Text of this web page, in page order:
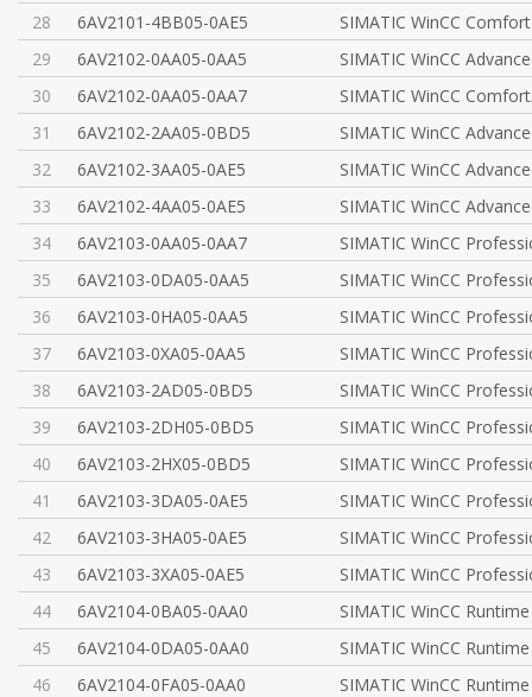
28
6AV2101-4BB05-0AE5
SIMATIC WinCC
29
6AV2102-0AA05-0AA5
SIMATIC WinCC
30
6AV2102-0AA05-0AA7
SIMATIC WinCC
31
6AV2102-2AA05-0BD5
SIMATIC WinCC
32
6AV2102-3AA05-0AE5
SIMATIC WinCC
33
6AV2102-4AA05-0AE5
SIMATIC WinCC
34
6AV2103-0AA05-0AA7
SIMATIC WinCC
35
6AV2103-0DA05-0AA5
SIMATIC WinCC
36
6AV2103-0HA05-0AA5
SIMATIC WinCC
37
6AV2103-0XA05-0AA5
SIMATIC WinCC
38
6AV2103-2AD05-0BD5
SIMATIC WinCC
39
6AV2103-2DH05-0BD5
SIMATIC WinCC
40
6AV2103-2HX05-0BD5
SIMATIC WinCC
41
6AV2103-3DA05-0AE5
SIMATIC WinCC
42
6AV2103-3HA05-0AE5
SIMATIC WinCC
43
6AV2103-3XA05-0AE5
SIMATIC WinCC
44
6AV2104-0BA05-0AA0
SIMATIC WinCC
45
6AV2104-0DA05-0AA0
SIMATIC WinCC
46
6AV2104-0FA05-0AA0
SIMATIC WinCC